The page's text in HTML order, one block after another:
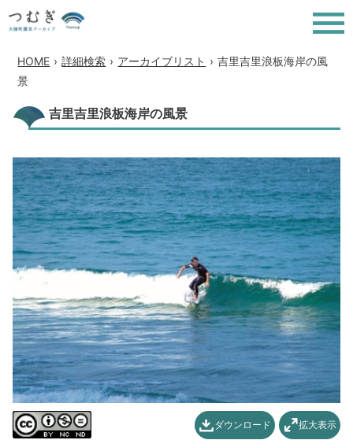
HOME › 詳細検索 › アーカイブリスト › 吉里吉里浪板海岸の風
景
吉里吉里浪板海岸の風景
拡大表示
ダウンロード